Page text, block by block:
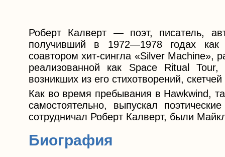
Роберт Калверт — поэт, писатель,
получивший в 1972—1978 годах
соавтором хит-сингла «Silver Machine»,
реализованной как Space Ritual
возникших из его стихотворений,
Как во время пребывания в Hawkwind,
самостоятельно, выпускал
сотрудничал Роберт Калверт, были
Биография